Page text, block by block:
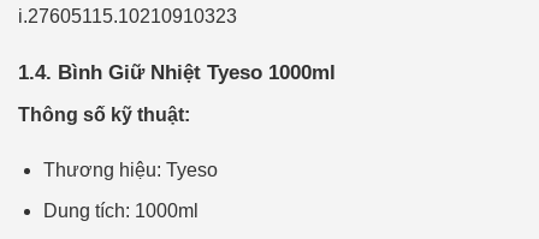
i.27605115.10210910323
1.4. Bình Giữ Nhiệt Tyeso 1000ml
Thông số kỹ thuật:
Thương hiệu: Tyeso
Dung tích: 1000ml